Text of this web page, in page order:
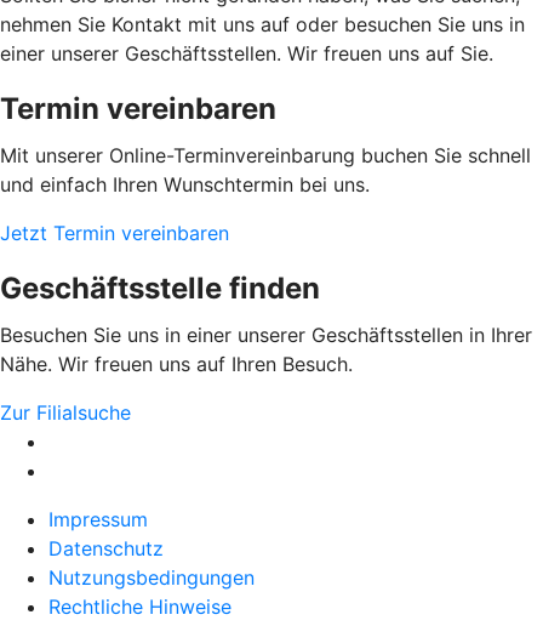
nehmen Sie Kontakt mit uns auf oder besuchen Sie uns in
einer unserer Geschäftsstellen. Wir freuen uns auf Sie.
Termin vereinbaren
Mit unserer Online-Terminvereinbarung buchen Sie schnell
und einfach Ihren Wunschtermin bei uns.
Jetzt Termin vereinbaren
Geschäftsstelle finden
Besuchen Sie uns in einer unserer Geschäftsstellen in Ihrer
Nähe. Wir freuen uns auf Ihren Besuch.
Zur Filialsuche
Impressum
Datenschutz
Nutzungsbedingungen
Rechtliche Hinweise